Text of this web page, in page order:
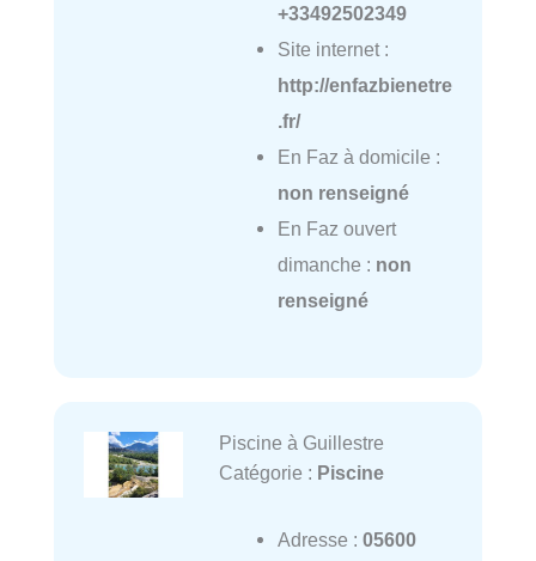
+33492502349
Site internet :
http://enfazbienetre
.fr/
En Faz à domicile :
non renseigné
En Faz ouvert
dimanche : non
renseigné
Piscine à Guillestre
Catégorie : Piscine
Adresse : 05600